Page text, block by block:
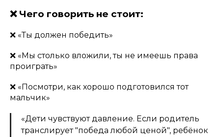
❌ Чего говорить не стоит:
❌ «Ты должен победить»
❌ «Мы столько вложили, ты не имеешь права
проиграть»
❌ «Посмотри, как хорошо подготовился тот
мальчик»
«Дети чувствуют давление. Если родитель
транслирует "победа любой ценой", ребёнок